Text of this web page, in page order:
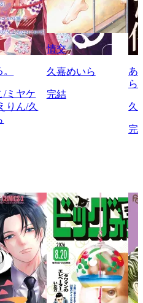
/ミヤケ
りん/久
情交
久嘉めいら
完結
あ
ら
久
完